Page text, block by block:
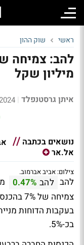
ראשי שוק ההון
מיליון שקל
איתן גרסטנפלד |
10:21
נושאים בכתבה
אל.אר
צילום: אביב אברמוב.
להב להב 0.47%
בעקבות הדוחות
בכ-5%.